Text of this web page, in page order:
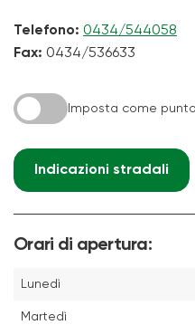
Telefono: 0434/544058
Fax: 0434/536633
Imposta come
Indicazioni stradali
Orari di apertura:
Lunedì
Martedì